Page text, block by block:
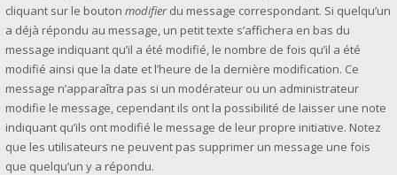
cliquant sur le bouton modifierdu message correspondant. Si quelqu’un
a déjà répondu au message, un petit texte s’affichera en bas du
message indiquant qu’il a été modifié, le nombre de fois qu’il a été
modifié ainsi que la date et l’heure de la dernière modification. Ce
message n’apparaîtra pas si un modérateur ou un administrateur
modifie le message, cependant ils ont la possibilité de laisser une note
indiquant qu’ils ont modifié le message de leur propre initiative. Notez
que les utilisateurs ne peuvent pas supprimer un message une fois
que quelqu’un y a répondu.